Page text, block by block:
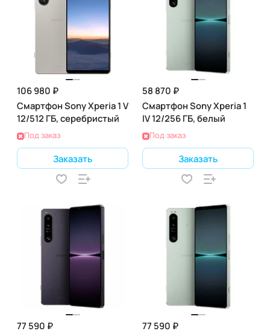
106 980 ₽
Смартфон Sony Xperia 1 V
12/512 ГБ, серебристый
Под заказ
Заказать
58 870 ₽
Смартфон Sony Xperia 1
IV 12/256 ГБ, белый
Под заказ
Заказать
77 590 ₽
77 590 ₽